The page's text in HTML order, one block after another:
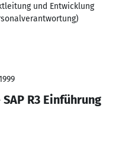
und Entwicklung
R3 Einführung